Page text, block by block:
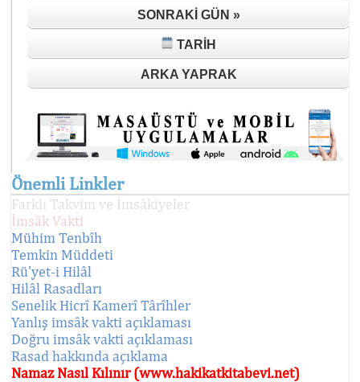
SONRAKI GÜN »
TARIH
ARKA YAPRAK
Önemli Linkler
Farklı Takvim ve İmsâkiyeler
İmsâk Vakti
Mühim Tenbîh
Temkin Müddeti
Rü'yet-i Hilâl
Hilâl Rasadları
Senelik Hicrî Kamerî Târîhler
Yanlış imsâk vakti açıklaması
Doğru imsâk vakti açıklaması
Rasad hakkında açıklama
Namaz Nasıl Kılınır (www.hakikatkitabevi.net)